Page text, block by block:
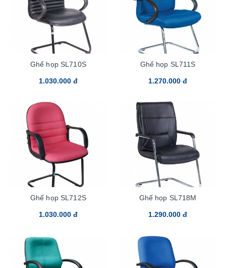
Ghế họp SL710S
1.030.000 đ
Ghế họp SL711S
1.270.000 đ
Ghế họp SL712S
1.030.000 đ
Ghế họp SL718M
1.290.000 đ